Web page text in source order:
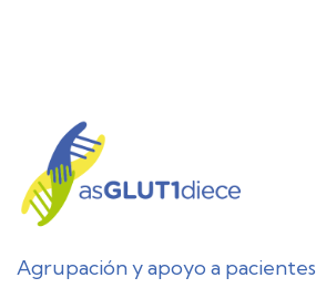
Agrupación y apoyo a